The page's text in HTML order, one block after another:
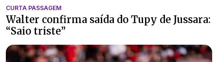
CURTA PASSAGEM
Walter confirma saída do Tupy de Jussara:
“Saio triste”